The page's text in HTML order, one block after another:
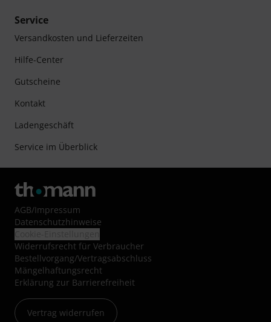
Service
Versandkosten und Lieferzeiten
Hilfe-Center
Gutscheine
Kontakt
Ladengeschäft
Service im Überblick
AGB/Impressum
Datenschutzhinweise
Widerrufsrecht für Verbraucher
Bestellvorgang/Vertragsabschluss
Mängelhaftungsrecht
Erklärung zur Barrierefreiheit
Vertrag widerrufen